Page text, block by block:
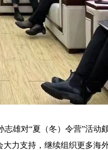
雄对“夏（冬）令营”活动
力支持，继续组织更多海